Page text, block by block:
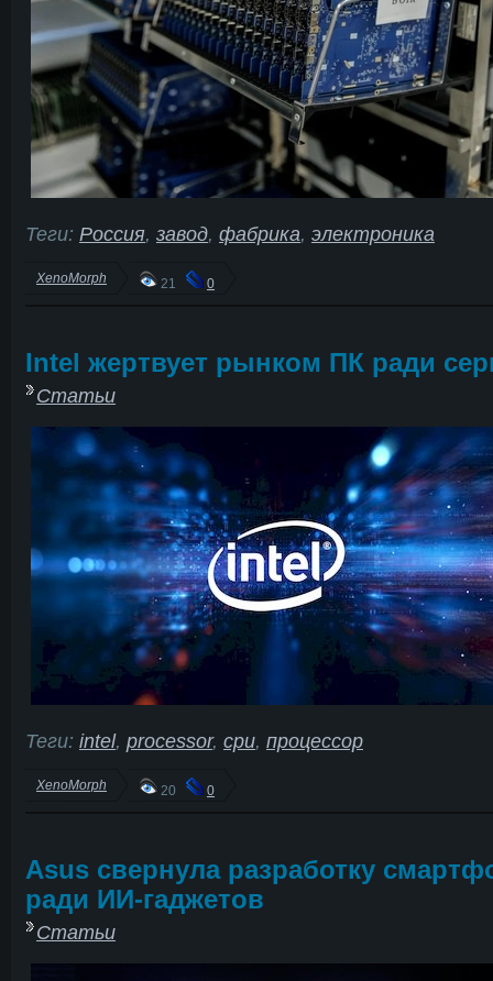
Теги: Россия, завод, фабрика, электроника
XenoMorph 21 0
Intel жертвует рынком ПК ради
Статьи
Теги: intel, processor, cpu, процессор
XenoMorph 20 0
Asus свернула разработку
ради ИИ-гаджетов
Статьи